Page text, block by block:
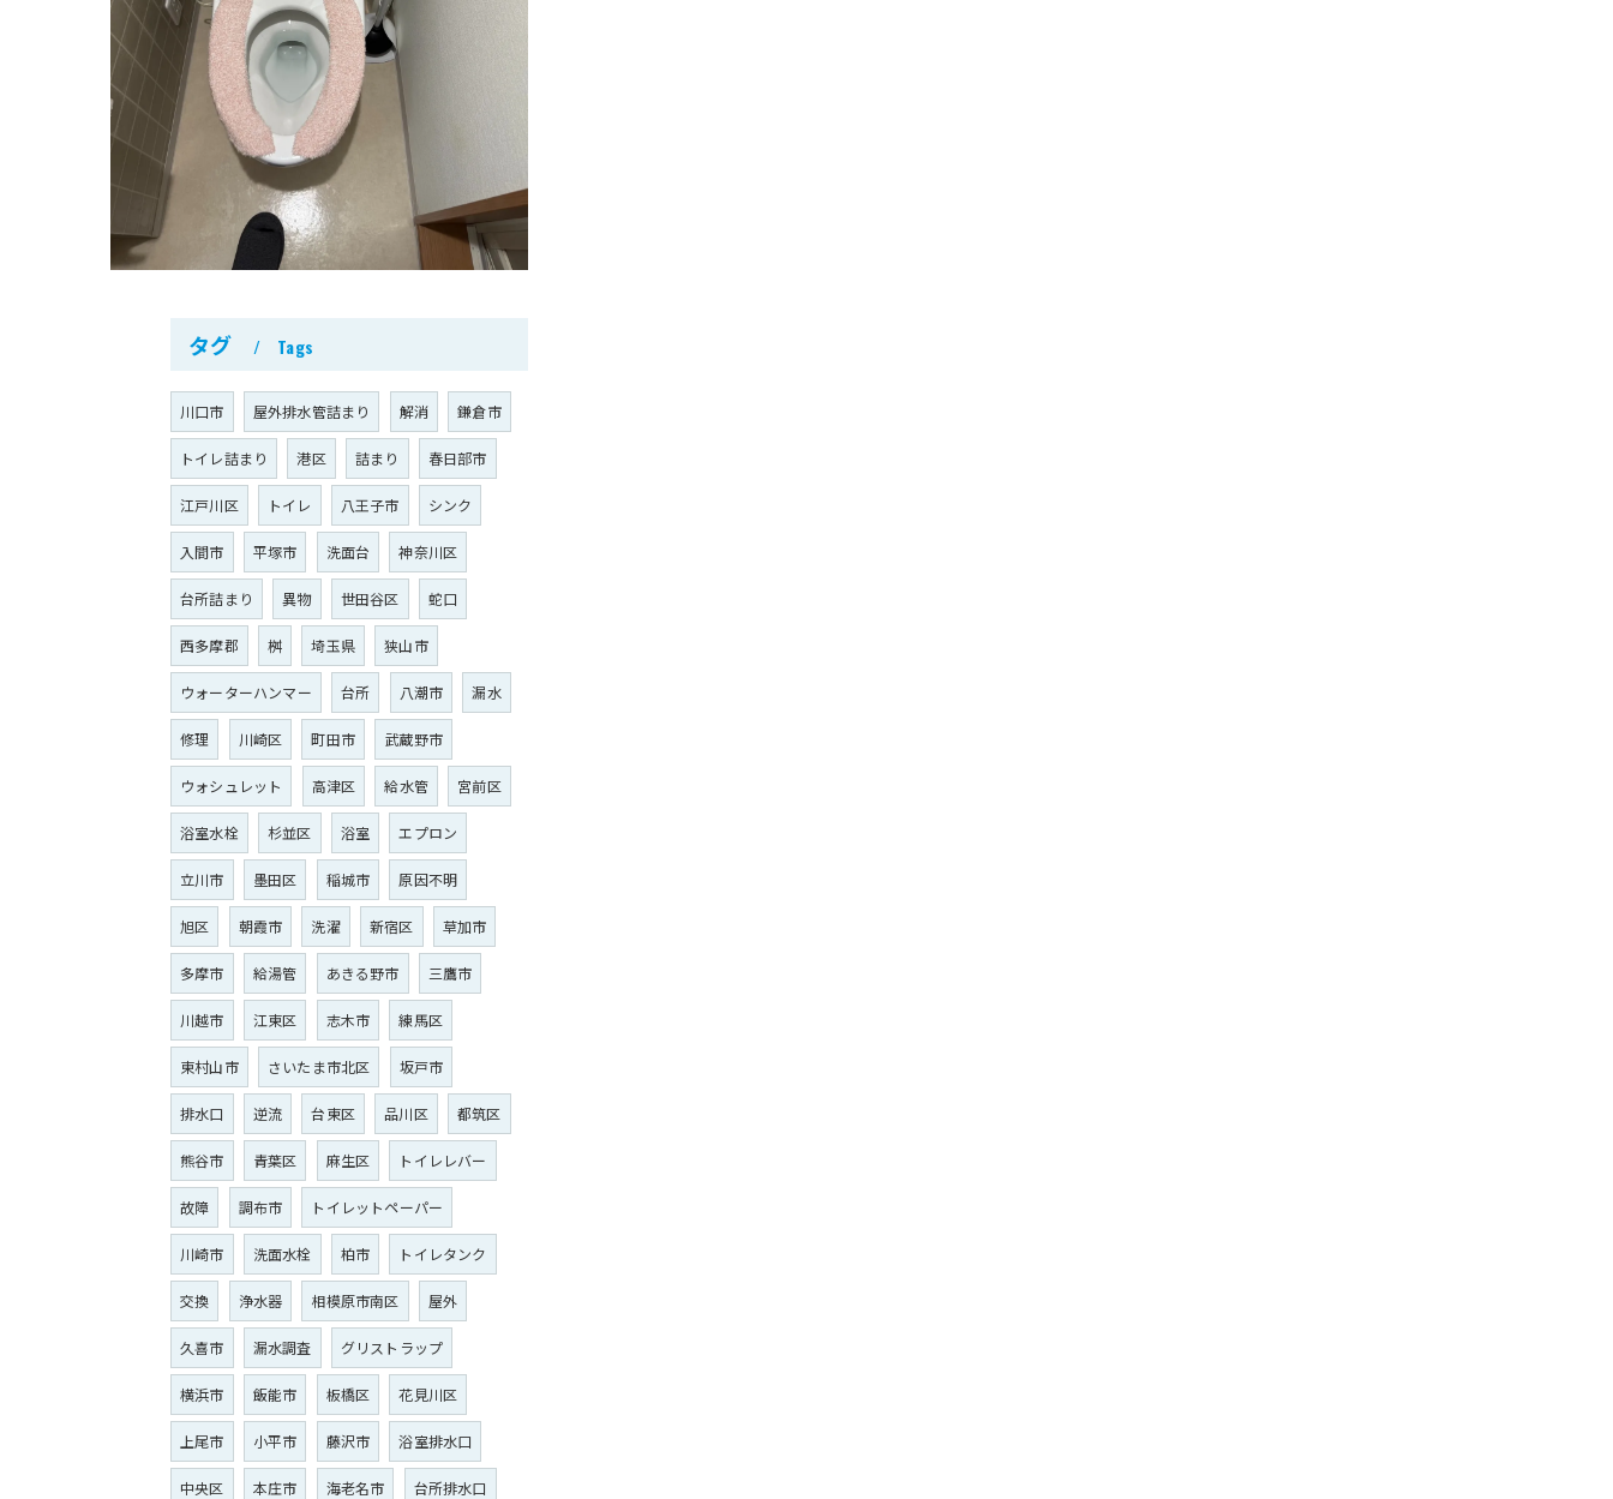
タグ Tags
川口市 屋外排水管詰まり 解消 鎌倉市
トイレ詰まり 港区 詰まり 春日部市
江戸川区 トイレ 八王子市 シンク
入間市 平塚市 洗面台 神奈川区
台所詰まり 異物 世田谷区 蛇口
西多摩郡 桝 埼玉県 狭山市
ウォーターハンマー 台所 八潮市 漏水
修理 川崎区 町田市 武蔵野市
ウォシュレット 高津区 給水管 宮前区
浴室水栓 杉並区 浴室 エプロン
立川市 墨田区 稲城市 原因不明
旭区 朝霞市 洗濯 新宿区 草加市
多摩市 給湯管 あきる野市 三鷹市
川越市 江東区 志木市 練馬区
東村山市 さいたま市北区 坂戸市
排水口 逆流 台東区 品川区 都筑区
熊谷市 青葉区 麻生区 トイレレバー
故障 調布市 トイレットペーパー
川崎市 洗面水栓 柏市 トイレタンク
交換 浄水器 相模原市南区 屋外
久喜市 漏水調査 グリストラップ
横浜市 飯能市 板橋区 花見川区
上尾市 小平市 藤沢市 浴室排水口
中央区 本庄市 海老名市 台所排水口